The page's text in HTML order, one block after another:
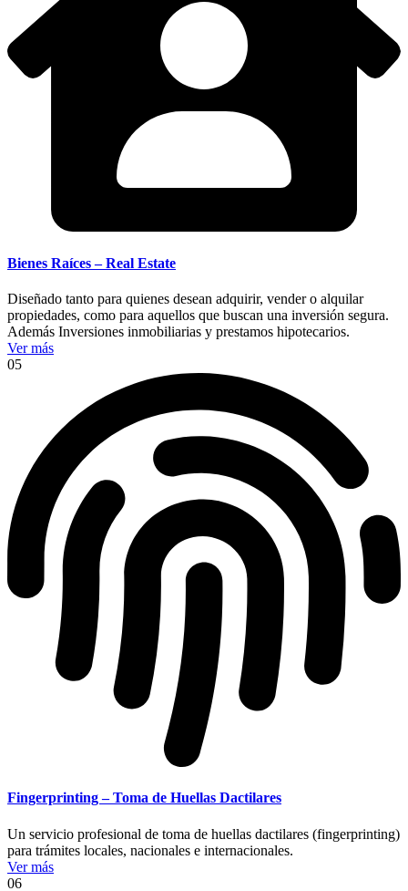
Bienes Raíces – Real Estate
Diseñado tanto para quienes desean adquirir, vender o alquilar
propiedades, como para aquellos que buscan una inversión segura.
Además Inversiones inmobiliarias y prestamos hipotecarios.
Ver más
05
Fingerprinting – Toma de Huellas Dactilares
Un servicio profesional de toma de huellas dactilares (fingerprinting)
para trámites locales, nacionales e internacionales.
Ver más
06